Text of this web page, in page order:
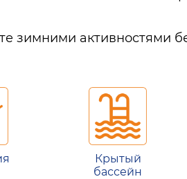
зимними активностями
Крытый
бассейн